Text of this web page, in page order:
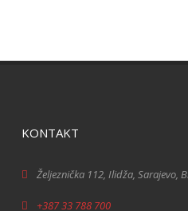
KONTAKT
Željeznička 112, Ilidža, Sarajevo,
+387 33 788 700